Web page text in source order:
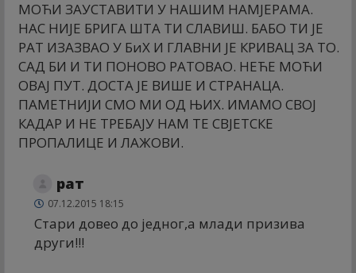
МОЋИ ЗАУСТАВИТИ У НАШИМ НАМЈЕРАМА.
НАС НИЈЕ БРИГА ШТА ТИ СЛАВИШ. БАБО ТИ ЈЕ
РАТ ИЗАЗВАО У БиХ И ГЛАВНИ ЈЕ КРИВАЦ ЗА ТО.
САД БИ И ТИ ПОНОВО РАТОВАО. НЕЋЕ МОЋИ
ОВАЈ ПУТ. ДОСТА ЈЕ ВИШЕ И СТРАНАЦА.
ПАМЕТНИЈИ СМО МИ ОД ЊИХ. ИМАМО СВОЈ
КАДАР И НЕ ТРЕБАЈУ НАМ ТЕ СВЈЕТСКЕ
ПРОПАЛИЦЕ И ЛАЖОВИ.
рат
07.12.2015 18:15
Стари довео до једног,а млади призива
други!!!